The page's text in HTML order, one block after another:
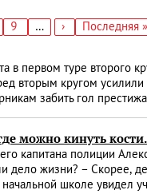
Страница
9 …
Следующая
›
Последняя
Последняя »
в первом туре второго
вторым кругом
забить гол
можно кинуть
капитана полиции
дело жизни? – Скорее,
школе увидел